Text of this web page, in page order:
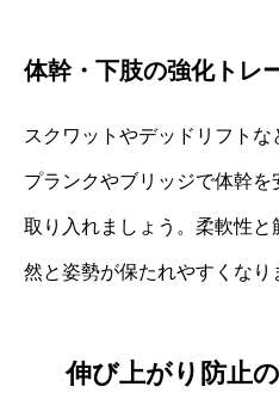
体幹・下肢の強化トレ
スクワットやデッドリフトな
プランクやブリッジで体幹
取り入れましょう。柔軟性
然と姿勢が保たれやすくなり
伸び上がり防止